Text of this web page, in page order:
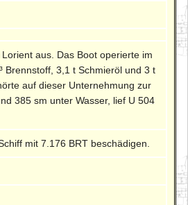
Lorient aus. Das Boot operierte im
Brennstoff, 3,1 t Schmieröl und 3 t
auf dieser Unternehmung zur
385 sm unter Wasser, lief U 504
mit 7.176 BRT beschädigen.